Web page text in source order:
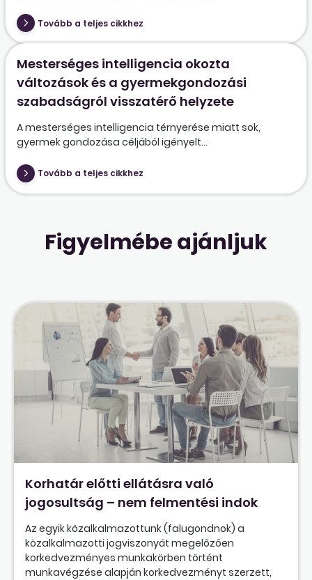
Tovább a teljes cikkhez
Mesterséges intelligencia okozta
változások és a gyermekgondozási
szabadságról visszatérő helyzete
A mesterséges intelligencia térnyerése miatt sok,
gyermek gondozása céljából igényelt...
Tovább a teljes cikkhez
Figyelmébe ajánljuk
Korhatár előtti ellátásra való
jogosultság – nem felmentési indok
Az egyik közalkalmazottunk (falugondnok) a
közalkalmazotti jogviszonyát megelőzően
korkedvezményes munkakörben történt
munkavégzése alapján korkedvezményt szerzett,